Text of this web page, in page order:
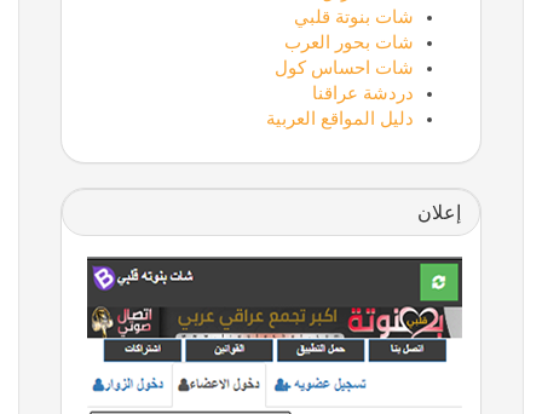
شات بنوتة قلبي
شات بحور العرب
شات احساس كول
دردشة عراقنا
دليل المواقع العربية
إعلان